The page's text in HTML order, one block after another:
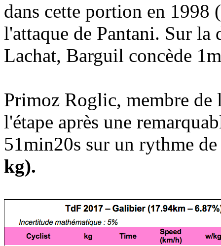
dans cette portion en 1998
l'attaque de Pantani. Sur
Lachat, Barguil concède
Primoz Roglic, membre de
l'étape après une
51min20s sur un rythme
kg).